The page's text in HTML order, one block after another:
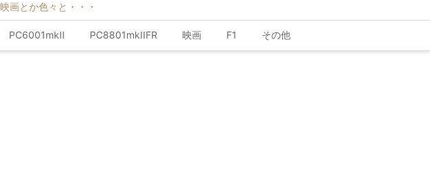
画とか色々と・・・
PC6001mkII PC8801mkIIFR 映画 F1 その他